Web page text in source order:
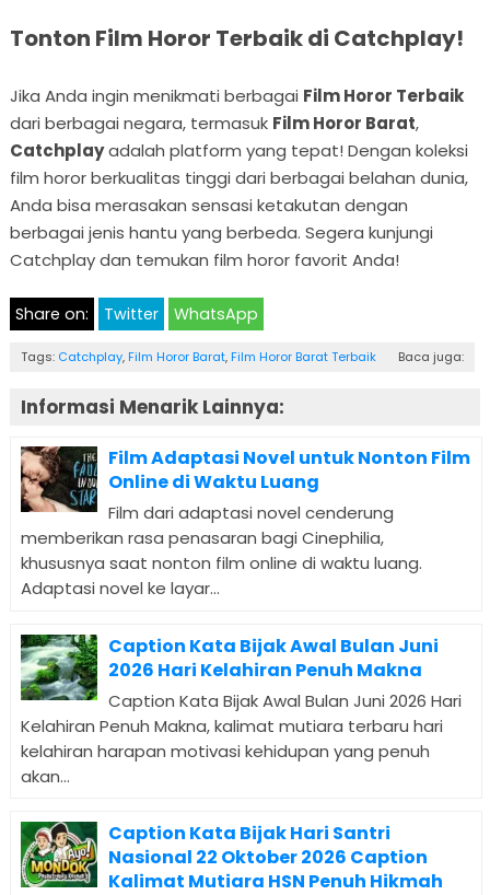
Tonton Film Horor Terbaik di Catchplay!
Jika Anda ingin menikmati berbagai Film Horor Terbaik
dari berbagai negara, termasuk Film Horor Barat,
Catchplayadalah platform yang tepat! Dengan koleksi
film horor berkualitas tinggi dari berbagai belahan dunia,
Anda bisa merasakan sensasi ketakutan dengan
berbagai jenis hantu yang berbeda. Segera kunjungi
Catchplay dan temukan film horor favorit Anda!
Share on: Twitter WhatsApp
Tags: Catchplay, Film Horor Barat, Film Horor Barat Terbaik Baca juga:
Informasi Menarik Lainnya:
Film Adaptasi Novel untuk Nonton Film
Online di Waktu Luang
Film dari adaptasi novel cenderung
memberikan rasa penasaran bagi Cinephilia,
khususnya saat nonton film online di waktu luang.
Adaptasi novel ke layar...
Caption Kata Bijak Awal Bulan Juni
2026 Hari Kelahiran Penuh Makna
Caption Kata Bijak Awal Bulan Juni 2026 Hari
Kelahiran Penuh Makna, kalimat mutiara terbaru hari
kelahiran harapan motivasi kehidupan yang penuh
akan...
Caption Kata Bijak Hari Santri
Nasional 22 Oktober 2026 Caption
Kalimat Mutiara HSN Penuh Hikmah